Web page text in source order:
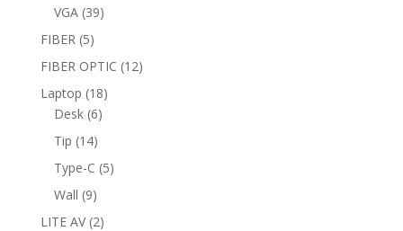
VGA 3939
FIBER 55
products
FIBER OPTIC 1212
Laptop 1818
Desk 66
Tip 1414
products
Type-C 55
Wall 99
products
LITE AV 22